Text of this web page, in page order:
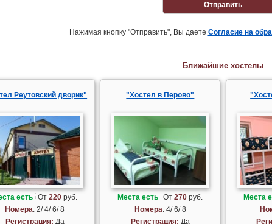
Отправить
Нажимая кнопку "Отправить", Вы даете Согласие на
Ближайшие хостелы
Реутовский дворик"
есть От220 руб.
Номера: 2/ 4/ 6/ 8
Регистрация: Да
"Хостел в Перово"
Места есть От270 руб.
Номера: 4/ 6/ 8
Регистрация: Да
Места